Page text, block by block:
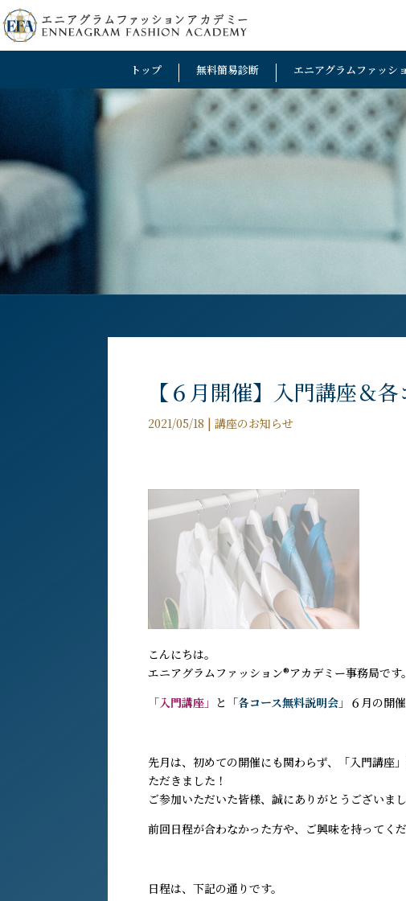
トップ 無料簡易診断 エニアグラムファッシ
【６月開催】入門講座＆
2021/05/18 |講座のお知らせ
こんにちは。
エニアグラムファッション®︎アカデミー事務局です。
「入門講座」 と 「各コース無料説明会」 ６月の開
先月は、初めての開催にも関わらず、「入門講座
ただきました！
ご参加いただいた皆様、誠にありがとうございまし
前回日程が合わなかった方や、ご興味を持ってく
日程は、下記の通りです。